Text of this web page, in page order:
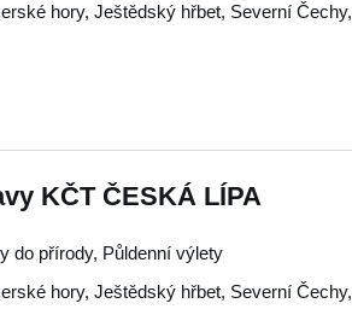
hory,Ještědský hřbet, Severní Čechy,
KČT ČESKÁ LÍPA
do přírody, Půldenní výlety
hory,Ještědský hřbet, Severní Čechy,